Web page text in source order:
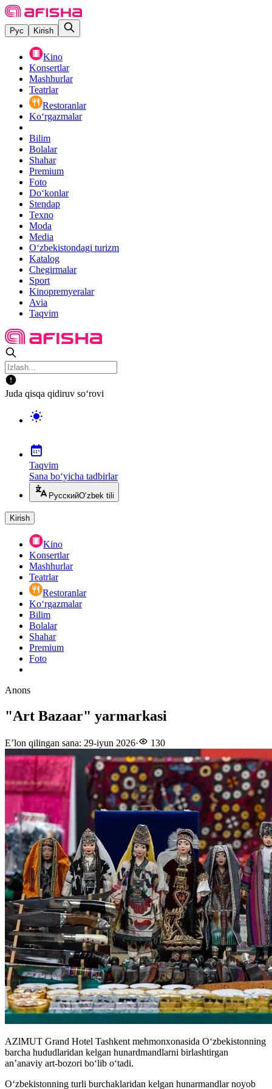
Рус Kirish
Kino
Konsertlar
Mashhurlar
Teatrlar
Restoranlar
Ko‘rgazmalar
Bilim
Bolalar
Shahar
Premium
Foto
Do‘konlar
Stendap
Texno
Moda
Media
O‘zbekistondagi turizm
Katalog
Chegirmalar
Sport
Kinopremyeralar
Avia
Taqvim
Juda qisqa qidiruv so‘rovi
Taqvim
Sana bo‘yicha tadbirlar
РусскийO‘zbek tili
Kirish
Kino
Konsertlar
Mashhurlar
Teatrlar
Restoranlar
Ko‘rgazmalar
Bilim
Bolalar
Shahar
Premium
Foto
Anons
"Art Bazaar" yarmarkasi
E’lon qilingan sana: 29-iyun 2026· 130
AZlMUT Grand Hotel Tashkent mehmonxonasida Oʻzbekistonning
barcha hududlaridan kelgan hunardmandlarni birlashtirgan
an’anaviy art-bozori bo‘lib o‘tadi.
O‘zbekistonning turli burchaklaridan kelgan hunarmandlar noyob